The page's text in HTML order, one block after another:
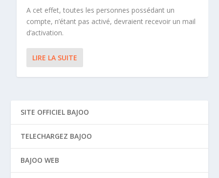
A cet effet, toutes les personnes possédant un
compte, n’étant pas activé, devraient recevoir un mail
d’activation.
LIRE LA SUITE
SITE OFFICIEL BAJOO
TELECHARGEZ BAJOO
BAJOO WEB